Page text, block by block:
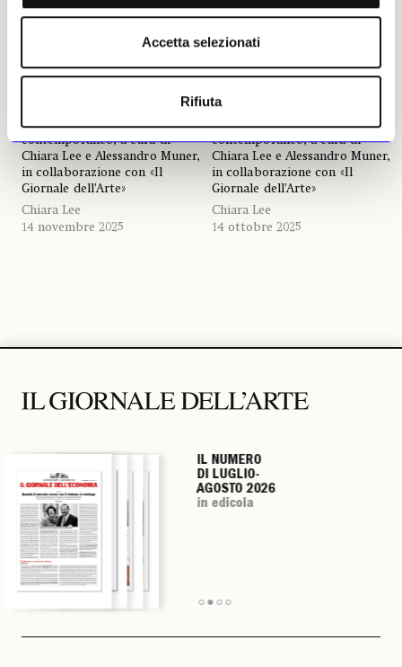
Accetta selezionati
Rifiuta
#MaoTempoPresente: Ritu
Sarin e Tenzing Sonam
La nuova rubrica di interviste
torinese attraverso il
contemporaneo, a cura di
Chiara Lee e Alessandro Muner,
in collaborazione con «Il
Giornale dell’Arte»
Chiara Lee
14 novembre 2025
#MaoTempoPresente:
FUJI|||||||||||TA
La nuova rubrica di interviste
reinterpretano il museo
torinese attraverso il
contemporaneo, a cura di
Chiara Lee e Alessandro Muner,
in collaborazione con «Il
Giornale dell’Arte»
Chiara Lee
14 ottobre 2025
IL NUMERO
DI LUGLIO-
AGOSTO 2026
in edicola
IL NUMERO
DI LUGLIO-
AGOSTO 2026
in edicola
IL NUMERO
DI LUGLIO-
AGOSTO 2026
in edicola
IL NUMERO
DI LUGLIO-
AGOSTO 2026
in edicola